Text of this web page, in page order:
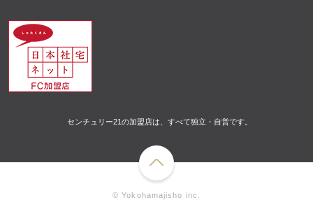
センチュリー21の加盟店は、すべて独立・自営です。
© Yokohamajisho inc.